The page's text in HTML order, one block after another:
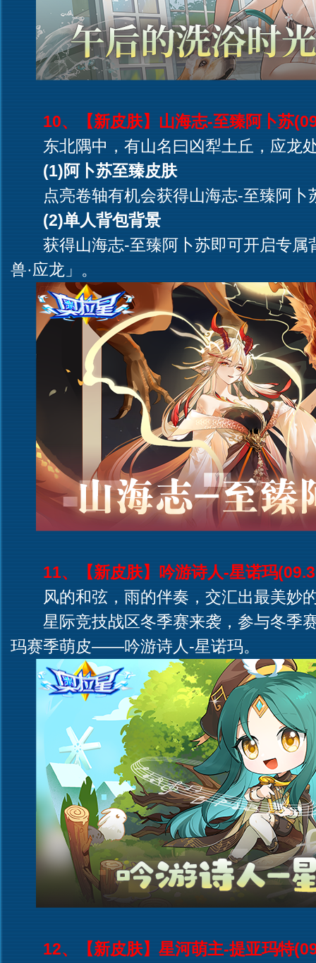
10、【新皮肤】山海志-至臻阿卜苏
东北隅中，有山名曰凶犁土丘，应龙
(1)阿卜苏至臻皮肤
点亮卷轴有机会获得山海志-至臻阿卜
(2)单人背包背景
获得山海志-至臻阿卜苏即可开启专
兽·应龙」。
11、【新皮肤】吟游诗人-星诺玛
风的和弦，雨的伴奏，交汇出最美妙
星际竞技战区冬季赛来袭，参与冬季
玛赛季萌皮——吟游诗人-星诺玛。
12、【新皮肤】星河萌主-提亚玛特